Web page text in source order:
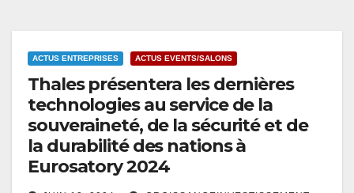
ACTUS ENTREPRISES ACTUS EVENTS/SALONS
Thales présentera les dernières
technologies au service de la
souveraineté, de la sécurité et de
la durabilité des nations à
Eurosatory 2024